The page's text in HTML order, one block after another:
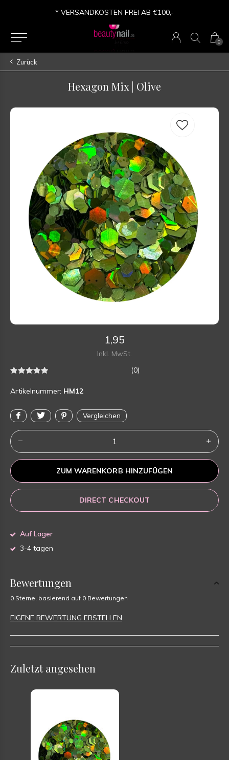
0
* VERSANDKOSTEN FREI AB €100,-
Zurück
Hexagon Mix | Olive
1,95
Inkl. MwSt.
(0)
Artikelnummer: HM12
Vergleichen
ZUM WARENKORB HINZUFÜGEN
DIRECT CHECKOUT
Auf Lager
3-4 tagen
Bewertungen
0 Sterne, basierend auf 0 Bewertungen
EIGENE BEWERTUNG ERSTELLEN
Zuletzt angesehen